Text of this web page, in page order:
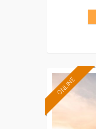
ONLINE